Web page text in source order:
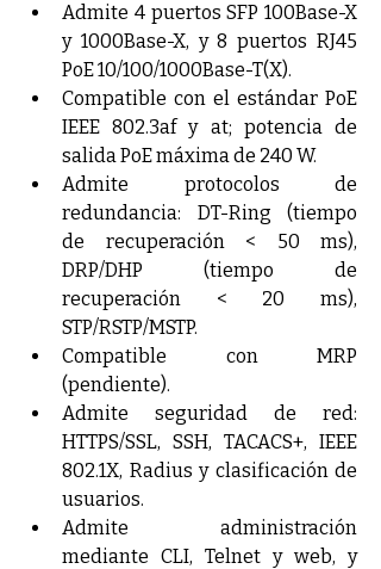
Admite 4 puertos SFP 100Base-X
y 1000Base-X, y 8 puertos RJ45
PoE 10/100/1000Base-T(X).
Compatible con el estándar PoE
IEEE 802.3af y at; potencia de
salida PoE máxima de 240 W.
Admite protocolos de
redundancia: DT-Ring (tiempo
de recuperación < 50 ms),
DRP/DHP (tiempo de
recuperación < 20 ms),
STP/RSTP/MSTP.
Compatible con MRP
(pendiente).
Admite seguridad de red:
HTTPS/SSL, SSH, TACACS+, IEEE
802.1X, Radius y clasificación de
usuarios.
Admite administración
mediante CLI, Telnet y web, y